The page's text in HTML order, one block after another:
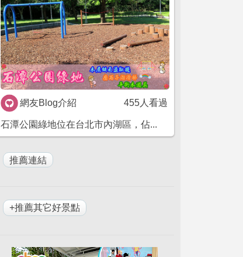
網友Blog介紹 455人看過
石潭公園綠地位在台北市內湖區，佔...
+推薦其它好景點